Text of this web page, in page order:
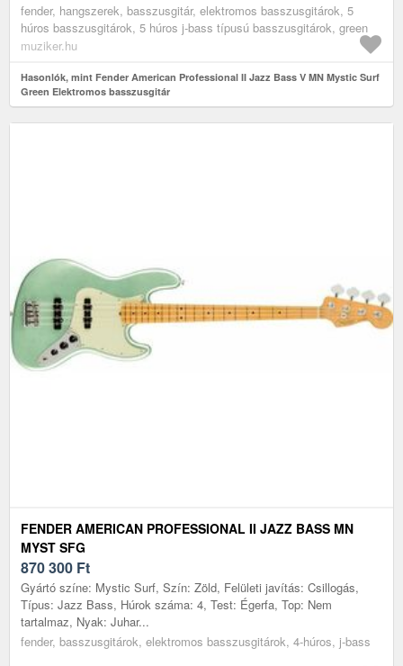
fender, hangszerek, basszusgitár, elektromos basszusgitárok, 5
húros basszusgitárok, 5 húros j-bass típusú basszusgitárok, green
muziker.hu
Hasonlók, mint Fender American Professional II Jazz Bass V MN Mystic Surf
Green Elektromos basszusgitár
FENDER AMERICAN PROFESSIONAL II JAZZ BASS MN
MYST SFG
870 300 Ft
Gyártó színe: Mystic Surf, Szín: Zöld, Felületi javítás: Csillogás,
Típus: Jazz Bass, Húrok száma: 4, Test: Égerfa, Top: Nem
tartalmaz, Nyak: Juhar...
fender, basszusgitárok, elektromos basszusgitárok, 4-húros, j-bass